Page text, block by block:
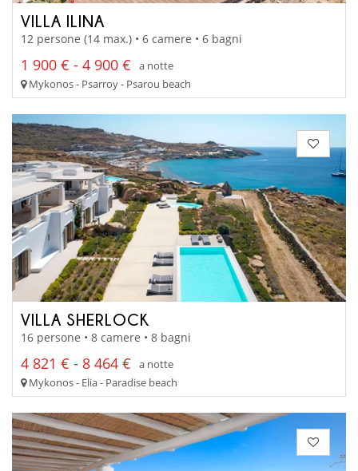
VILLA ILINA
12 persone (14 max.) • 6 camere • 6 bagni
1 900 € - 4 900 €
a notte
Mykonos - Psarroy - Psarou beach
VILLA SHERLOCK
16 persone • 8 camere • 8 bagni
4 821 € - 8 464 €
a notte
Mykonos - Elia - Paradise beach